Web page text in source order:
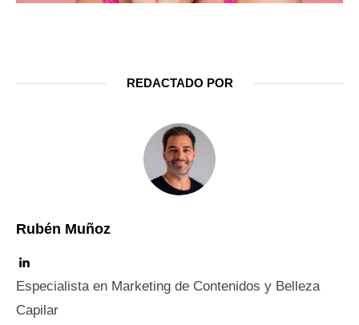
REDACTADO POR
Rubén Muñoz
Especialista en Marketing de Contenidos y Belleza
Capilar